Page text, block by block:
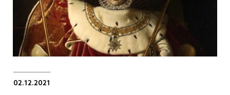
02.12.2021